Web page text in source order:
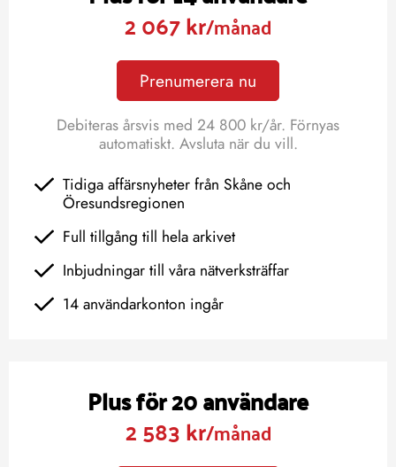
2 067 kr/månad
Prenumerera nu
Debiteras årsvis med 24 800 kr/år. Förnyas
automatiskt. Avsluta när du vill.
Tidiga affärsnyheter från Skåne och
Öresundsregionen
Full tillgång till hela arkivet
Inbjudningar till våra nätverksträffar
14 användarkonton ingår
Plus för 20 användare
2 583 kr/månad